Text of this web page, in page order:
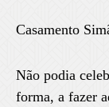
Casamento
Não podia
forma, a fazer